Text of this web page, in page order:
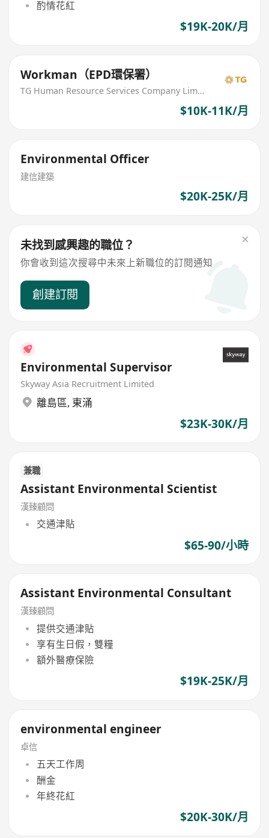
酌情花紅
$19K-20K/月
Workman（EPD環保署）
TG Human Resource Services Company Limited
$10K-11K/月
Environmental Officer
建信建築
$20K-25K/月
未找到感興趣的職位？
你會收到這次搜尋中未來上新職位的訂閱通知
創建訂閱
Environmental Supervisor
Skyway Asia Recruitment Limited
離島區, 東涌
$23K-30K/月
兼職
Assistant Environmental Scientist
漢臻顧問
交通津貼
$65-90/小時
Assistant Environmental Consultant
漢臻顧問
提供交通津貼
享有生日假，雙糧
額外醫療保險
$19K-25K/月
environmental engineer
卓信
五天工作周
酬金
年終花紅
$20K-30K/月